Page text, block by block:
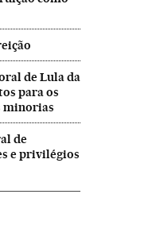
de Lula da
para os
minorias
de
e privilégios